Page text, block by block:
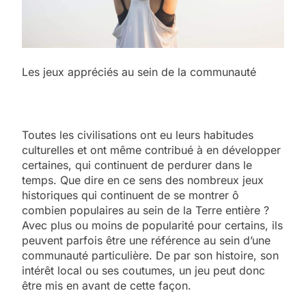
Les jeux appréciés au sein de la communauté
Toutes les civilisations ont eu leurs habitudes
culturelles et ont même contribué à en développer
certaines, qui continuent de perdurer dans le
temps. Que dire en ce sens des nombreux jeux
historiques qui continuent de se montrer ô
combien populaires au sein de la Terre entière ?
Avec plus ou moins de popularité pour certains, ils
peuvent parfois être une référence au sein d’une
communauté particulière. De par son histoire, son
intérêt local ou ses coutumes, un jeu peut donc
être mis en avant de cette façon.